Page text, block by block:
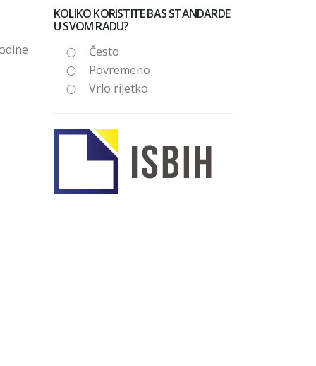
KOLIKO KORISTITE BAS STANDARDE
U SVOM RADU?
Često
Povremeno
Vrlo rijetko